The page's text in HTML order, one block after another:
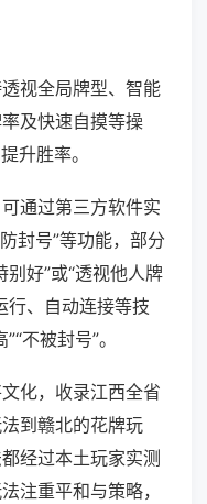
视全局牌型、智能
及快速自摸等操
升胜率。
通过第三方软件实
封号”等功能，部分
好”或“透视他人牌
行、自动连接等技
不被封号”。
化，收录江西全省
到赣北的花牌玩
经过本土玩家实测
注重平和与策略，